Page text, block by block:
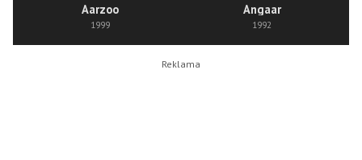
Aarzoo
1999
Angaar
1992